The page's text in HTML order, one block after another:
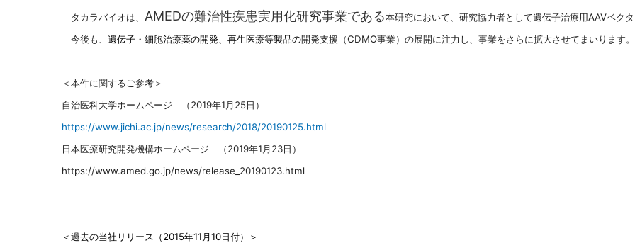
タカラバイオは、 AMEDの難治性疾患実用化研究事業である本研究において、研究協力者として遺伝子治療用AAVベク
今後も、 遺伝子・細胞治療薬の開発、再生医療等製品の開発支援（CDMO事業）の展開に注力し、事業をさらに拡大させてまいります。
＜本件に関するご参考＞
自治医科大学ホームページ （2019年1月25日）
https://www.jichi.ac.jp/news/research/2018/20190125.html
日本医療研究開発機構ホームページ （2019年1月23日）
https://www.amed.go.jp/news/release_20190123.html
＜過去の当社リリース（2015年11 月10日付）＞